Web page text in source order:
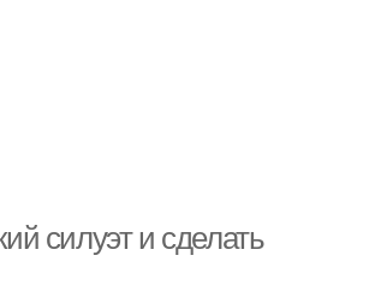
силуэт и сделать